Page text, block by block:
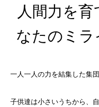
人間力を
なたのミラ
一人一人の力を結集した集
子供達は小さいうちから、